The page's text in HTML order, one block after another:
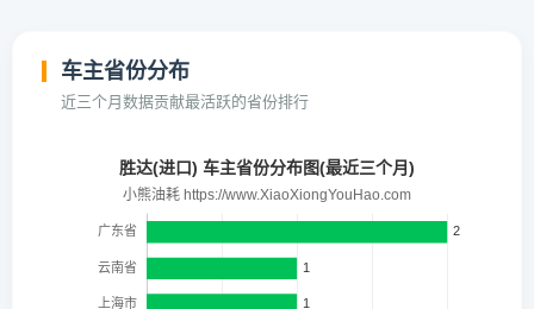
车主省份分布
近三个月数据贡献最活跃的省份排行